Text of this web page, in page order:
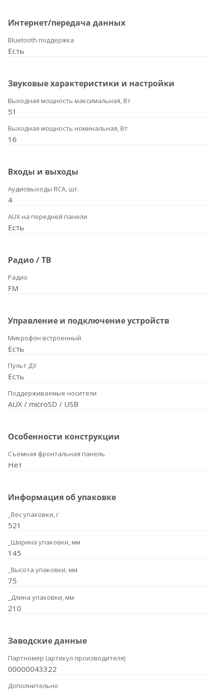
Интернет/передача данных
Bluetooth поддержка
Есть
Звуковые характеристики и настройки
Выходная мощность максимальная, Вт
51
Выходная мощность номинальная, Вт
16
Входы и выходы
Аудиовыходы RCA, шт.
4
AUX на передней панели
Есть
Радио / ТВ
Радио
FM
Управление и подключение устройств
Микрофон встроенный
Есть
Пульт ДУ
Есть
Поддерживаемые носители
AUX / microSD / USB
Особенности конструкции
Съемная фронтальная панель
Нет
Информация об упаковке
_Вес упаковки, г
521
_Ширина упаковки, мм
145
_Высота упаковки, мм
75
_Длина упаковки, мм
210
Заводские данные
Партномер (артикул производителя)
00000043322
Дополнительно